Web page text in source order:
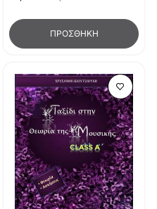
ΠΡΟΣΘΉΚΗ